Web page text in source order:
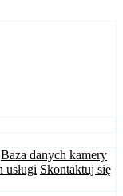
Baza danych kamery
usługi Skontaktuj się